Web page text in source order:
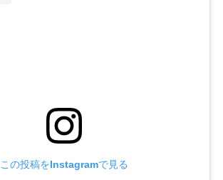
この投稿をInstagramで見る